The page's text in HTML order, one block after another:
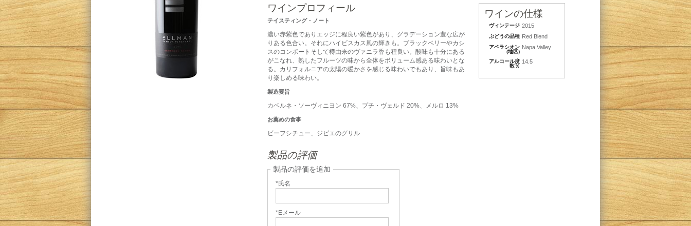
ワインの仕様
ヴィンテージ 2015
ぶどうの品種 Red Blend
アペラシオン
(地区)
Napa Valley
アルコール度
数％
14.5
ワインプロフィール
テイスティング・ノート
濃い赤紫色でありエッジに程良い紫色があり、グラデーション豊な広が
りある色合い。それにハイビスカス風の輝きも。ブラックベリーやカシ
スのコンポートそして樽由来のヴァニラ香も程良い。酸味も十分にある
がこなれ、熟したフルーツの味から全体をボリューム感ある味わいとな
る。カリフォルニアの太陽の暖かさを感じる味わいでもあり、旨味もあ
り楽しめる味わい。
製造要旨
カベルネ・ソーヴィニヨン 67%、プチ・ヴェルド 20%、メルロ 13%
お薦めの食事
ビーフシチュー、ジビエのグリル
製品の評価
製品の評価を追加
*氏名
*Eメール